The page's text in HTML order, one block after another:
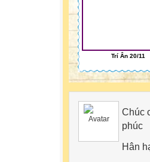
Trí Ân 20/11
Chúc
phúc
Hân